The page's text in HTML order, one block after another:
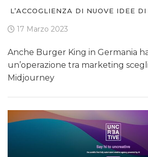
L’ACCOGLIENZA DI NUOVE IDEE
17 Marzo 2023
Anche Burger King in Germania
un’operazione tra marketing
Midjourney